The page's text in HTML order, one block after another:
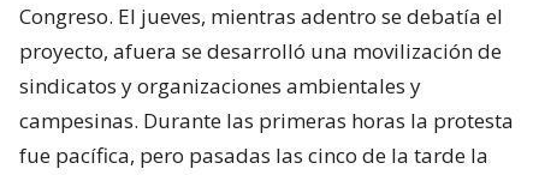
Congreso. El jueves, mientras adentro se debatía el
proyecto, afuera se desarrolló una movilización de
sindicatos y organizaciones ambientales y
campesinas. Durante las primeras horas la protesta
fue pacífica, pero pasadas las cinco de la tarde la